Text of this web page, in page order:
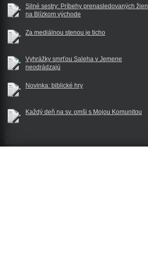
Silné sestry: Príbehy prenasledovaných žien
na Blízkom východe
Za mediálnou stenou je ticho
Vyhrážky smrťou Saleha v Jemene
neodrádzajú
Novinka: biblické hry
Každý deň na sv. omši s Mojou Komunitou